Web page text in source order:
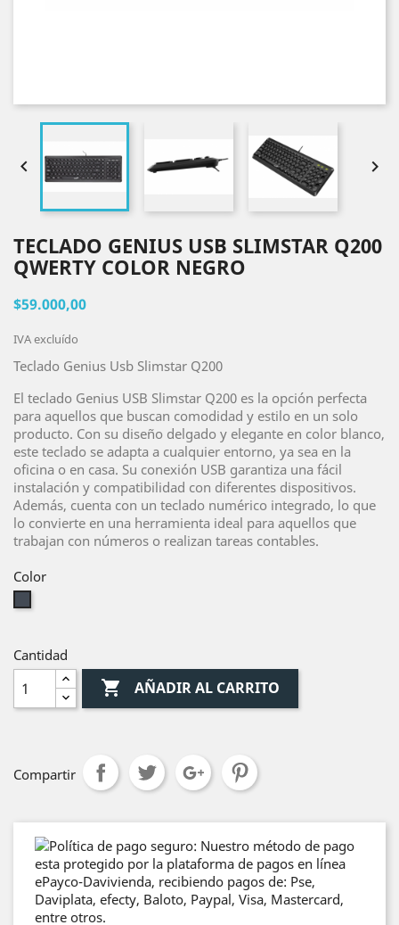
 
TECLADO GENIUS USB SLIMSTAR Q200
QWERTY COLOR NEGRO
$59.000,00
IVA excluído
Teclado Genius Usb Slimstar Q200
El teclado Genius USB Slimstar Q200 es la opción perfecta
para aquellos que buscan comodidad y estilo en un solo
producto. Con su diseño delgado y elegante en color blanco,
este teclado se adapta a cualquier entorno, ya sea en la
oficina o en casa. Su conexión USB garantiza una fácil
instalación y compatibilidad con diferentes dispositivos.
Además, cuenta con un teclado numérico integrado, lo que
lo convierte en una herramienta ideal para aquellos que
trabajan con números o realizan tareas contables.
Color
Cantidad
 AÑADIR AL CARRITO
Compartir